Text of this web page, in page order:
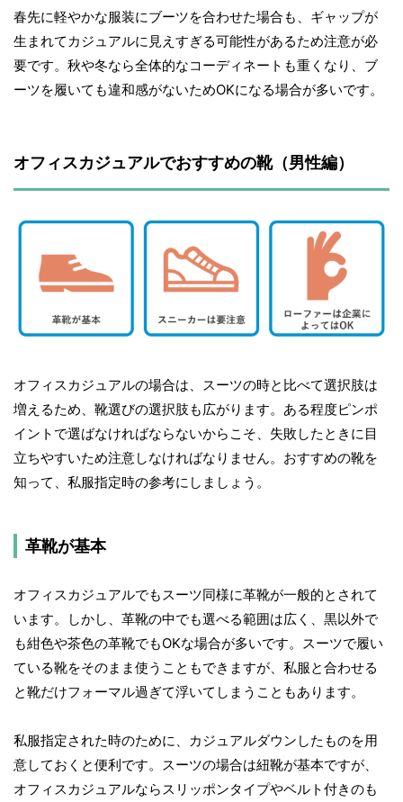
春先に軽やかな服装にブーツを合わせた場合も、ギャップが
生まれてカジュアルに見えすぎる可能性があるため注意が必
要です。秋や冬なら全体的なコーディネートも重くなり、ブ
ーツを履いても違和感がないためOKになる場合が多いです。
オフィスカジュアルでおすすめの靴（男性編）
オフィスカジュアルの場合は、スーツの時と比べて選択肢は
増えるため、靴選びの選択肢も広がります。ある程度ピンポ
イントで選ばなければならないからこそ、失敗したときに目
立ちやすいため注意しなければなりません。おすすめの靴を
知って、私服指定時の参考にしましょう。
革靴が基本
オフィスカジュアルでもスーツ同様に革靴が一般的とされて
います。しかし、革靴の中でも選べる範囲は広く、黒以外で
も紺色や茶色の革靴でもOKな場合が多いです。スーツで履い
ている靴をそのまま使うこともできますが、私服と合わせる
と靴だけフォーマル過ぎて浮いてしまうこともあります。
私服指定された時のために、カジュアルダウンしたものを用
意しておくと便利です。スーツの場合は紐靴が基本ですが、
オフィスカジュアルならスリッポンタイプやベルト付きのも